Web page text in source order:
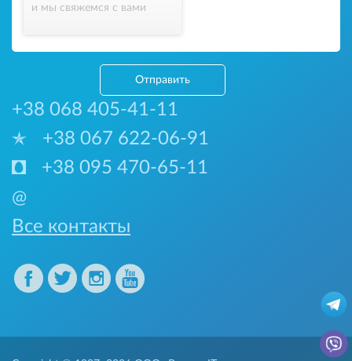
и мы свяжемся с вами
Отправить
+38 068 405-41-11
+38 067 622-06-91
+38 095 470-65-11
@
Все контакты